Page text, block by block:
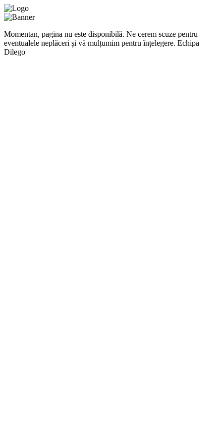
Momentan, pagina nu este disponibilă. Ne cerem scuze pentru
eventualele neplăceri și vă mulțumim pentru înțelegere. Echipa
Dilego